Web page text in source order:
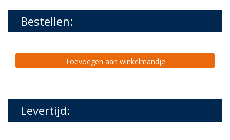
Bestellen:
Toevoegen aan winkelmandje
Levertijd: